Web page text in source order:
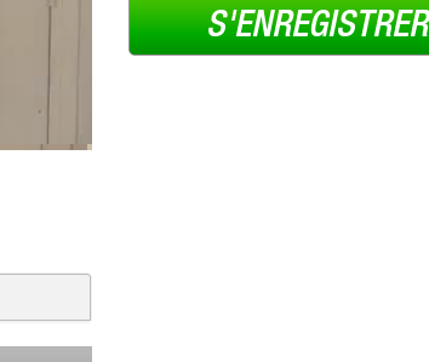
S'ENREGISTRER